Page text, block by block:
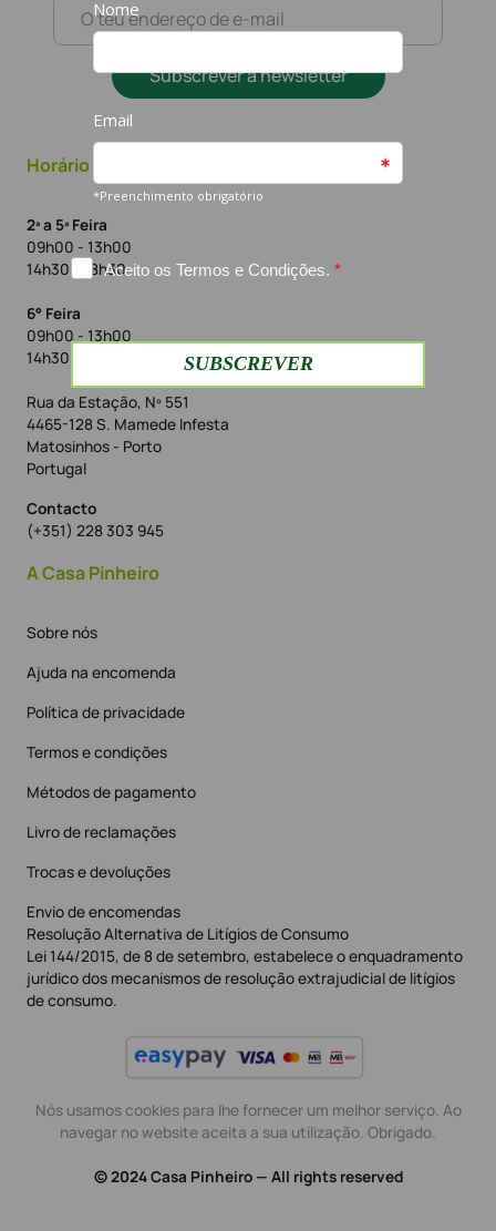
Subscrever a newsletter
Horário
2ª a 5ª Feira
09h00 - 13h00
14h30 - 18h30
6° Feira
09h00 - 13h00
14h30 - 18h00
Rua da Estação, Nº 551
4465-128 S. Mamede Infesta
Matosinhos - Porto
Portugal
Contacto
(+351) 228 303 945
A Casa Pinheiro
Sobre nós
Ajuda na encomenda
Política de privacidade
Termos e condições
Métodos de pagamento
Livro de reclamações
Trocas e devoluções
Envio de encomendas
Resolução Alternativa de Litígios de Consumo
Lei 144/2015, de 8 de setembro, estabelece o enquadramento
jurídico dos mecanismos de resolução extrajudicial de litígios
de consumo.
Nós usamos cookies para lhe fornecer um melhor serviço. Ao
navegar no website aceita a sua utilização. Obrigado.
© 2024 Casa Pinheiro — All rights reserved